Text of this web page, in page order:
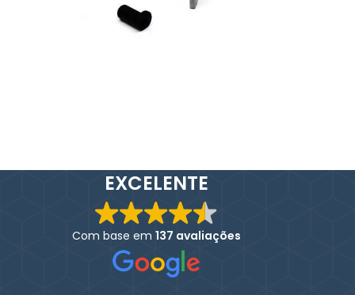
EXCELENTE
Com base em 137 avaliações